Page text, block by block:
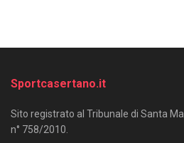
Sportcasertano.it
Sito registrato al Tribunale di Santa
n° 758/2010.